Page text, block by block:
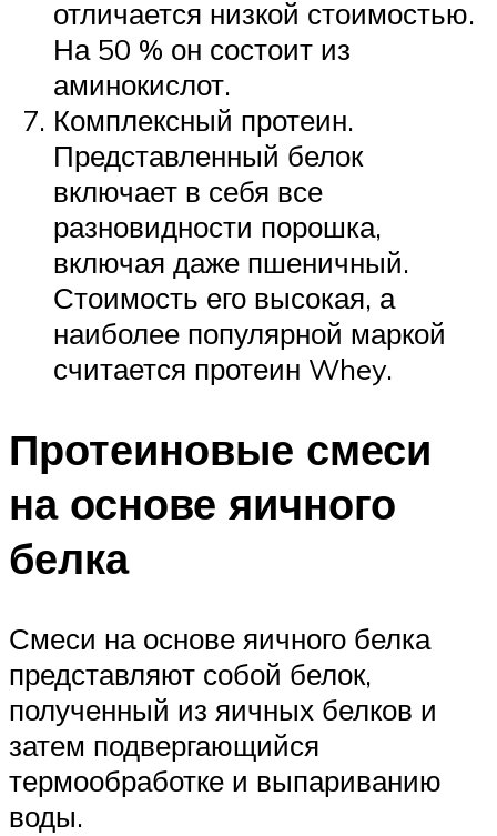
отличается низкой стоимостью.
На 50 % он состоит из
аминокислот.
Комплексный протеин.
Представленный белок
включает в себя все
разновидности порошка,
включая даже пшеничный.
Стоимость его высокая, а
наиболее популярной маркой
считается протеин Whey.
Протеиновые смеси
на основе яичного
белка
Смеси на основе яичного белка
представляют собой белок,
полученный из яичных белков и
затем подвергающийся
термообработке и выпариванию
воды.